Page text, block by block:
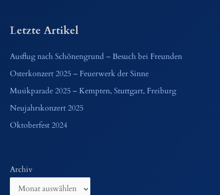
Letzte Artikel
Ausflug nach Schönengrund – Besuch bei Freunden
Osterkonzert 2025 – Feuerwerk der Sinne
Musikparade 2025 – Kempten, Stuttgart, Freiburg
Neujahrskonzert 2025
Oktoberfest 2024
Archiv